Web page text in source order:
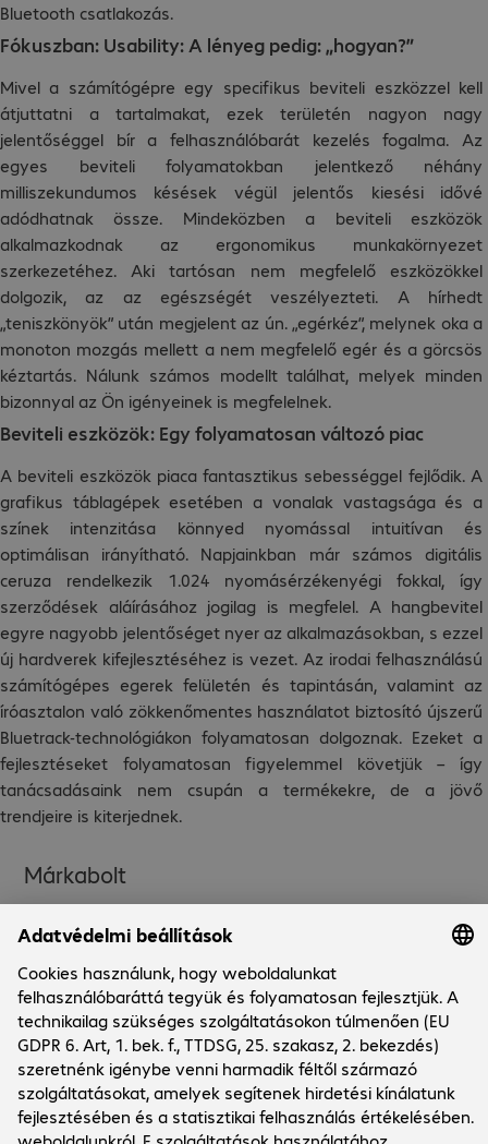
Bluetooth csatlakozás.
Fókuszban: Usability: A lényeg pedig: „hogyan?”
Mivel a számítógépre egy specifikus beviteli eszközzel kell
átjuttatni a tartalmakat, ezek területén nagyon nagy
jelentőséggel bír a felhasználóbarát kezelés fogalma. Az
egyes beviteli folyamatokban jelentkező néhány
milliszekundumos késések végül jelentős kiesési idővé
adódhatnak össze. Mindeközben a beviteli eszközök
alkalmazkodnak az ergonomikus munkakörnyezet
szerkezetéhez. Aki tartósan nem megfelelő eszközökkel
dolgozik, az az egészségét veszélyezteti. A hírhedt
„teniszkönyök” után megjelent az ún. „egérkéz”, melynek oka a
monoton mozgás mellett a nem megfelelő egér és a görcsös
kéztartás. Nálunk számos modellt találhat, melyek minden
bizonnyal az Ön igényeinek is megfelelnek.
Beviteli eszközök: Egy folyamatosan változó piac
A beviteli eszközök piaca fantasztikus sebességgel fejlődik. A
grafikus táblagépek esetében a vonalak vastagsága és a
színek intenzitása könnyed nyomással intuitívan és
optimálisan irányítható. Napjainkban már számos digitális
ceruza rendelkezik 1.024 nyomásérzékenyégi fokkal, így
szerződések aláírásához jogilag is megfelel. A hangbevitel
egyre nagyobb jelentőséget nyer az alkalmazásokban, s ezzel
új hardverek kifejlesztéséhez is vezet. Az irodai felhasználású
számítógépes egerek felületén és tapintásán, valamint az
íróasztalon való zökkenőmentes használatot biztosító újszerű
Bluetrack-technológiákon folyamatosan dolgoznak. Ezeket a
fejlesztéseket folyamatosan figyelemmel követjük – így
tanácsadásaink nem csupán a termékekre, de a jövő
trendjeire is kiterjednek.
Márkabolt
Cég